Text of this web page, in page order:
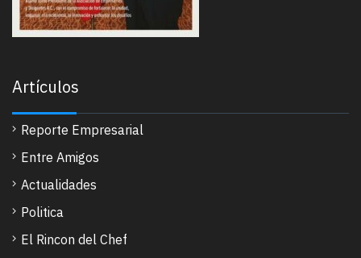
Artículos
Reporte Empresarial
Entre Amigos
Actualidades
Politica
El Rincon del Chef